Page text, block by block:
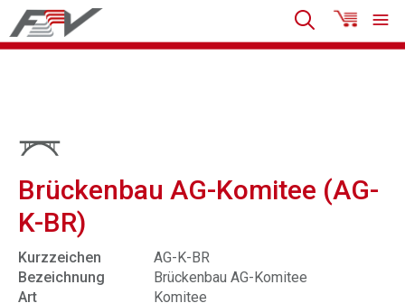
Brückenbau AG-Komitee (AG-
K-BR)
Kurzzeichen
AG-K-BR
Bezeichnung
Brückenbau AG-Komitee
Art
Komitee